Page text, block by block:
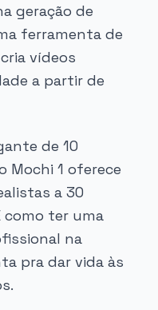
geração de
ferramenta de
vídeos
a partir de
de 10
Mochi 1 oferece
a 30
como ter uma
na
pra dar vida às